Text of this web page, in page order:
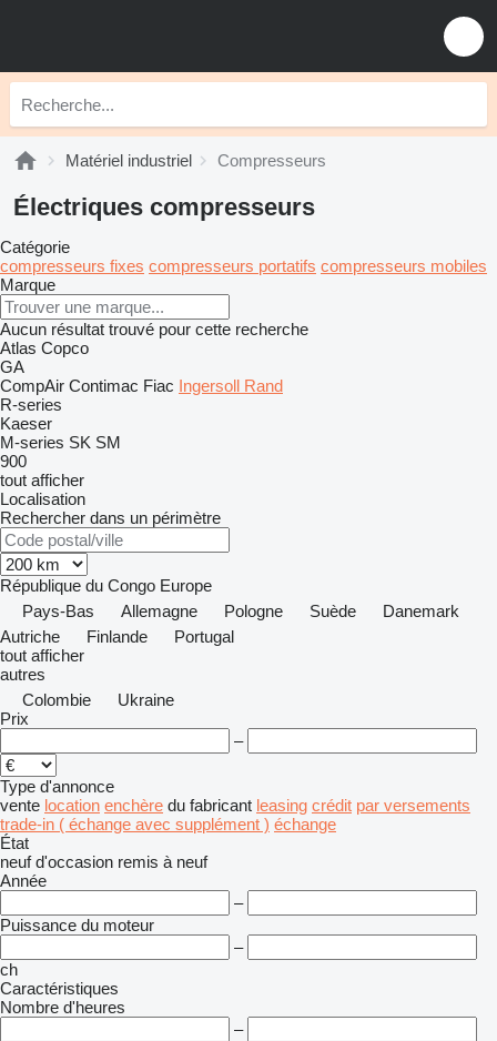
Matériel industriel Compresseurs
Électriques compresseurs
Catégorie
compresseurs fixes compresseurs portatifs compresseurs mobiles
Marque
Aucun résultat trouvé pour cette recherche
Atlas Copco
GA
CompAir Contimac Fiac Ingersoll Rand
R-series
Kaeser
M-series SK SM
900
tout afficher
Localisation
Rechercher dans un périmètre
République du Congo Europe
Pays-Bas
Allemagne Pologne Suède
Danemark
Autriche
Finlande
Portugal
tout afficher
autres
Colombie
Ukraine
Prix
–
Type d'annonce
vente location enchère du fabricant leasing crédit par versements
trade-in ( échange avec supplément ) échange
État
neuf d'occasion remis à neuf
Année
–
Puissance du moteur
–
ch
Caractéristiques
Nombre d'heures
–